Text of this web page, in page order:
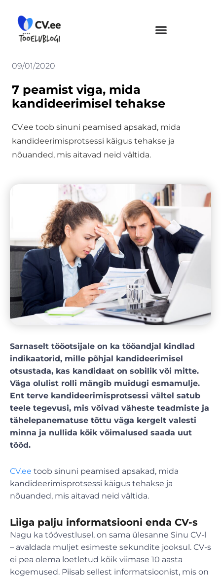
content
09/01/2020
7 peamist viga, mida
kandideerimisel tehakse
CV.ee toob sinuni peamised apsakad, mida
kandideerimisprotsessi käigus tehakse ja
nõuanded, mis aitavad neid vältida.
Sarnaselt tööotsijale on ka tööandjal kindlad
indikaatorid, mille põhjal kandideerimisel
otsustada, kas kandidaat on sobilik või mitte.
Väga olulist rolli mängib muidugi esmamulje.
Ent terve kandideerimisprotsessi vältel satub
teele tegevusi, mis võivad väheste teadmiste ja
tähelepanematuse tõttu väga kergelt valesti
minna ja nullida kõik võimalused saada uut
tööd.
CV.ee toob sinuni peamised apsakad, mida
kandideerimisprotsessi käigus tehakse ja
nõuanded, mis aitavad neid vältida.
Liiga palju informatsiooni enda CV-s
Nagu ka töövestlusel, on sama ülesanne Sinu CV-l
– avaldada muljet esimeste sekundite jooksul. CV-s
ei pea olema loetletud kõik viimase 10 aasta
kogemused. Piisab sellest informatsioonist, mis on